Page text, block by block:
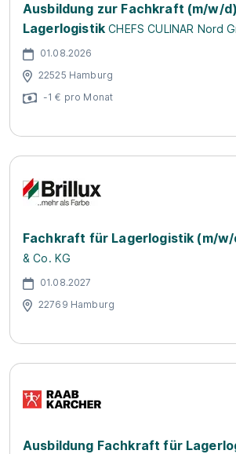
Ausbildung zur Fachkraft (m/w/
Lagerlogistik CHEFS CULINAR Nord
01.08.2026
22525 Hamburg
-1 € pro Monat
Fachkraft für Lagerlogistik (m/w/
& Co. KG
01.08.2027
22769 Hamburg
Ausbildung Fachkraft für